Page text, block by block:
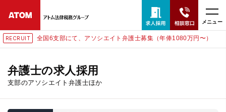
メニュー
RECRUIT 全国6支部にて、アソシエイト弁護士募集（年俸1080万円〜）
弁護士の求人採用
支部のアソシエイト弁護士ほか
24時間365日全国対応
無料相談窓口はこちら